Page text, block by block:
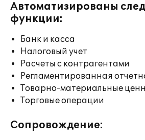
Автоматизированы
функции:
Банк и касса
Налоговый учет
Расчеты с контрагентами
Регламентированная
Товарно-материальные
Торговые операции
Сопровождение: